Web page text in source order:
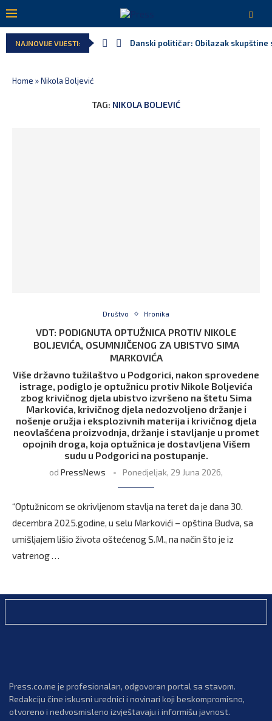
NAJNOVIJE VIJESTI: Danski političar: Obilazak skupštine
Home »Nikola Boljević
TAG: NIKOLA BOLJEVIĆ
Društvo Hronika
VDT: PODIGNUTA OPTUŽNICA PROTIV NIKOLE
BOLJEVIĆA, OSUMNJIČENOG ZA UBISTVO SIMA
MARKOVIĆA
Više državno tužilaštvo u Podgorici, nakon sprovedene
istrage, podiglo je optužnicu protiv Nikole Boljevića
zbog krivičnog djela ubistvo izvršeno na štetu Sima
Markovića, krivičnog djela nedozvoljeno držanje i
nošenje oružja i eksplozivnih materija i krivičnog djela
neovlašćena proizvodnja, držanje i stavljanje u promet
opojnih droga, koja optužnica je dostavljena Višem
sudu u Podgorici na postupanje.
od PressNews Ponedjeljak, 29 Juna 2026,
“Optužnicom se okrivljenom stavlja na teret da je dana 30.
decembra 2025.godine, u selu Markovići – opština Budva, sa
umišljajem lišio života oštećenog S.M., na način što je iz
vatrenog …
Press.co.me je profesionalan, odgovoran portal sa stavom.
Redakciju čine iskusni urednici i novinari koji beskompromisno,
otvoreno i nedvosmisleno izvještavaju i informišu javnost.